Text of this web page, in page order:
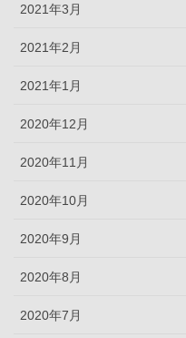
2021年3月
2021年2月
2021年1月
2020年12月
2020年11月
2020年10月
2020年9月
2020年8月
2020年7月